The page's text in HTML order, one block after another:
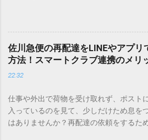
てしまいますよね。多くの人が「IMEパ
を使いますが、実はマウスで一画ずつ書
し、似た漢字が多すぎて結局見つからな
ません。 そこで今回は、IMEパッドを使
ドを打ち込むだけで一瞬で旧字や外字、
「文字コード入力」のテクニックを詳し
必要はありません。 1. なぜ「変換」して
こないのか？ そもそも、なぜ普通の変換
あるのでしょうか。その理由は、パソコ
佐川急便の再配達をLINEやアプリ
方法！スマートクラブ連携のメリ
22:32
仕事や外出で荷物を受け取れず、ポスト
入っているのを見て、少しだけため息を
はありませんか？再配達の依頼をするた